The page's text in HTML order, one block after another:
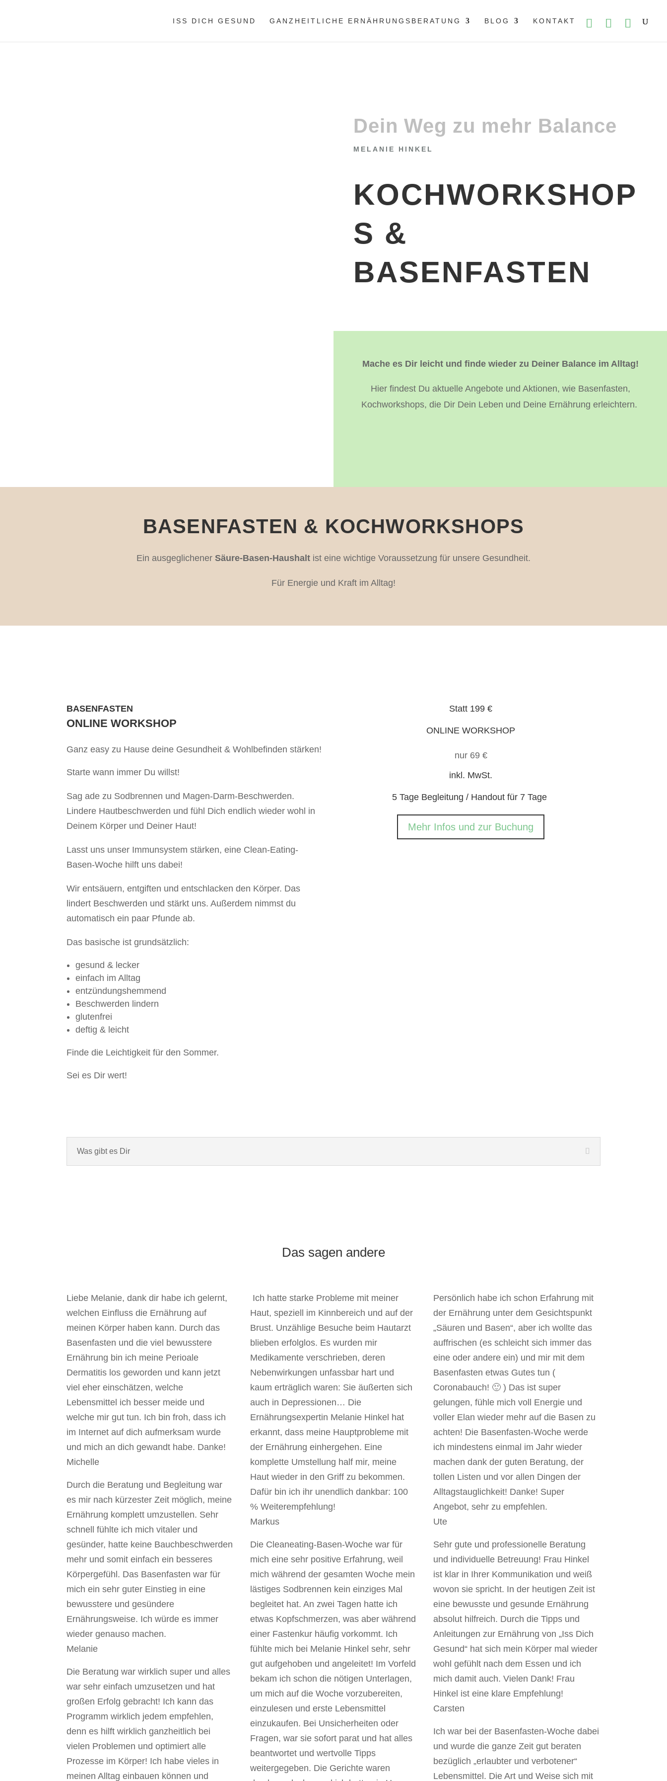
ISS DICH GESUND GANZHEITLICHE ERNÄHRUNGSBERATUNG BLOG KONTAKT
Dein Weg zu mehr Balance
MELANIE HINKEL
KOCHWORKSHOP
S &
BASENFASTEN
Mache es Dir leicht und finde wieder zu Deiner Balance im Alltag!
Hier findest Du aktuelle Angebote und Aktionen, wie Basenfasten,
Kochworkshops, die Dir Dein Leben und Deine Ernährung erleichtern.
BASENFASTEN & KOCHWORKSHOPS
Ein ausgeglichener Säure-Basen-Haushalt ist eine wichtige Voraussetzung für unsere Gesundheit.
Für Energie und Kraft im Alltag!
BASENFASTEN
ONLINE WORKSHOP
Ganz easy zu Hause deine Gesundheit & Wohlbefinden stärken!
Starte wann immer Du willst!
Sag ade zu Sodbrennen und Magen-Darm-Beschwerden.
Lindere Hautbeschwerden und fühl Dich endlich wieder wohl in
Deinem Körper und Deiner Haut!
Lasst uns unser Immunsystem stärken, eine Clean-Eating-
Basen-Woche hilft uns dabei!
Wir entsäuern, entgiften und entschlacken den Körper. Das
lindert Beschwerden und stärkt uns.Außerdem nimmst du
automatisch ein paar Pfunde ab.
Das basische ist grundsätzlich:
gesund & lecker
einfach im Alltag
entzündungshemmend
Beschwerden lindern
glutenfrei
deftig & leicht
Finde die Leichtigkeit für den Sommer.
Sei es Dir wert!
Statt 199 €
ONLINE WORKSHOP
nur 69 €
inkl. MwSt.
5 Tage Begleitung / Handout für 7 Tage
Mehr Infos und zur Buchung
Was gibt es Dir
Das sagen andere
Liebe Melanie, dank dir habe ich gelernt,
welchen Einfluss die Ernährung auf
meinen Körper haben kann. Durch das
Basenfasten und die viel bewusstere
Ernährung bin ich meine Perioale
Dermatitis los geworden und kann jetzt
viel eher einschätzen, welche
Lebensmittel ich besser meide und
welche mir gut tun. Ich bin froh, dass ich
im Internet auf dich aufmerksam wurde
und mich an dich gewandt habe. Danke!
Michelle
Durch die Beratung und Begleitung war
es mir nach kürzester Zeit möglich, meine
Ernährung komplett umzustellen. Sehr
schnell fühlte ich mich vitaler und
gesünder, hatte keine Bauchbeschwerden
mehr und somit einfach ein besseres
Körpergefühl. Das Basenfasten war für
mich ein sehr guter Einstieg in eine
bewusstere und gesündere
Ernährungsweise. Ich würde es immer
wieder genauso machen.
Melanie
Die Beratung war wirklich super und alles
war sehr einfach umzusetzen und hat
großen Erfolg gebracht! Ich kann das
Programm wirklich jedem empfehlen,
denn es hilft wirklich ganzheitlich bei
vielen Problemen und optimiert alle
Prozesse im Körper! Ich habe vieles in
meinen Alltag einbauen können und
Ich hatte starke Probleme mit meiner
Haut, speziell im Kinnbereich und auf der
Brust. Unzählige Besuche beim Hautarzt
blieben erfolglos. Es wurden mir
Medikamente verschrieben, deren
Nebenwirkungen unfassbar hart und
kaum erträglich waren: Sie äußerten sich
auch in Depressionen… Die
Ernährungsexpertin Melanie Hinkel hat
erkannt, dass meine Hauptprobleme mit
der Ernährung einhergehen. Eine
komplette Umstellung half mir, meine
Haut wieder in den Griff zu bekommen.
Dafür bin ich ihr unendlich dankbar: 100
% Weiterempfehlung!
Markus
Die Cleaneating-Basen-Woche war für
mich eine sehr positive Erfahrung, weil
mich während der gesamten Woche mein
lästiges Sodbrennen kein einziges Mal
begleitet hat. An zwei Tagen hatte ich
etwas Kopfschmerzen, was aber während
einer Fastenkur häufig vorkommt. Ich
fühlte mich bei Melanie Hinkel sehr, sehr
gut aufgehoben und angeleitet! Im Vorfeld
bekam ich schon die nötigen Unterlagen,
um mich auf die Woche vorzubereiten,
einzulesen und erste Lebensmittel
einzukaufen. Bei Unsicherheiten oder
Fragen, war sie sofort parat und hat alles
beantwortet und wertvolle Tipps
weitergegeben. Die Gerichte waren
Persönlich habe ich schon Erfahrung mit
der Ernährung unter dem Gesichtspunkt
„Säuren und Basen“, aber ich wollte das
auffrischen (es schleicht sich immer das
eine oder andere ein) und mir mit dem
Basenfasten etwas Gutes tun (
Coronabauch! 🙂 ) Das ist super
gelungen, fühle mich voll Energie und
voller Elan wieder mehr auf die Basen zu
achten! Die Basenfasten-Woche werde
ich mindestens einmal im Jahr wieder
machen dank der guten Beratung, der
tollen Listen und vor allen Dingen der
Alltagstauglichkeit! Danke! Super
Angebot, sehr zu empfehlen.
Ute
Sehr gute und professionelle Beratung
und individuelle Betreuung! Frau Hinkel
ist klar in Ihrer Kommunikation und weiß
wovon sie spricht. In der heutigen Zeit ist
eine bewusste und gesunde Ernährung
absolut hilfreich. Durch die Tipps und
Anleitungen zur Ernährung von „Iss Dich
Gesund“ hat sich mein Körper mal wieder
wohl gefühlt nach dem Essen und ich
mich damit auch. Vielen Dank! Frau
Hinkel ist eine klare Empfehlung!
Carsten
Ich war bei der Basenfasten-Woche dabei
und wurde die ganze Zeit gut beraten
bezüglich „erlaubter und verbotener“
Lebensmittel. Die Art und Weise sich mit